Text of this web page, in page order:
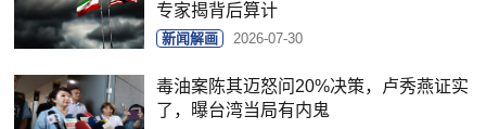
专家揭背后算计
新闻解画 2026-07-30
毒油案陈其迈怒问20%决策，卢秀燕证实
了，曝台湾当局有内鬼